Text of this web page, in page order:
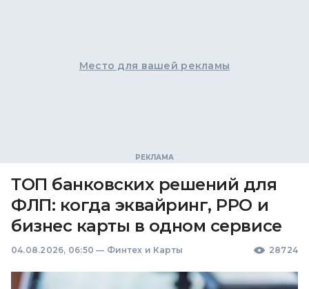
Место для вашей рекламы
ТОП банковских решений для
ФЛП: когда эквайринг, РРО и
бизнес карты в одном сервисе
04.08.2026, 06:50 — Финтех и Карты 28724